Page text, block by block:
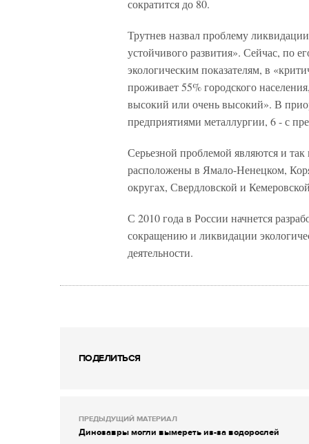
сократится до 80.
Трутнев назвал проблему
устойчивого развития». Сейчас, по
экологическим показателям, в
проживает 55% городского
высокий или очень высокий». В
предприятиями металлургии, 6 - с
Серьезной проблемой являются и
расположены в Ямало-Ненецком,
округах, Свердловской и
С 2010 года в России начнется
сокращению и ликвидации
деятельности.
ПОДЕЛИТЬСЯ
ПРЕДЫДУЩИЙ МАТЕРИАЛ
Динозавры могли вымереть из-за водорослей